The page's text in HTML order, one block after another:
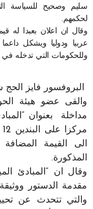
سليم وصحيح للسياسة
لحكمهم.
وقال ان اعلان بعبدا له
عربيا ودوليا ويشكل
وللحكومات التي تدخله
البروفسور فايز الحج
والقى عضو هيئة
مداخلة بعنوان
الى القيمة المضافة
المذكورة.
وقال ان “المبادئ
مقدمة الدستور
والتي تتحدث عن